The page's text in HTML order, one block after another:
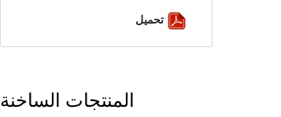
تحميل
المنتجات الساخنة